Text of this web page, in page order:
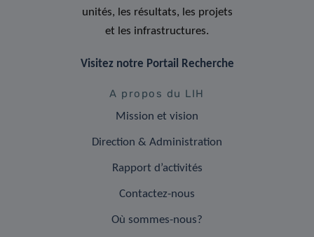
unités, les résultats, les projets
et les infrastructures.
Visitez notre Portail Recherche
A propos du LIH
Mission et vision
Direction & Administration
Rapport d’activités
Contactez-nous
Où sommes-nous?